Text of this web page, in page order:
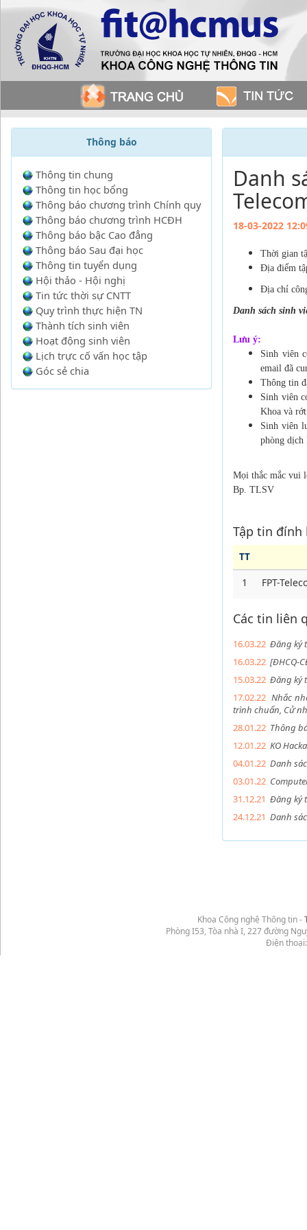
Thông báo
Thông tin chung
Thông tin học bổng
Thông báo chương trình Chính quy
Thông báo chương trình HCĐH
Thông báo bậc Cao đẳng
Thông báo Sau đại học
Thông tin tuyển dụng
Hội thảo - Hội nghị
Tin tức thời sự CNTT
Quy trình thực hiện TN
Thành tích sinh viên
Hoạt động sinh viên
Lịch trực cố vấn học tập
Góc sẻ chia
Danh
18-03-2022
Thời gian
Địa điểm
Địa chỉ
Danh sách sinh
Lưu ý:
Sinh viên
email đã
Thông tin
Sinh viên
Khoa và
Sinh viên
phòng dịch
Mọi thắc mắc vui
Bp. TLSV
Tập tin đính
TT
1 FPT-
Các tin liên
16.03.22 Đăng ký
16.03.22 [ĐHCQ-
15.03.22 Đăng ký
17.02.22 Nhắc
trình chuẩn, Cử
28.01.22 Thông
12.01.22 KO
04.01.22 Danh
03.01.22
31.12.21 Đăng ký
24.12.21 Danh
Khoa Công nghệ Thông tin -
Phòng I53, Tòa nhà I, 227 đường
Điện